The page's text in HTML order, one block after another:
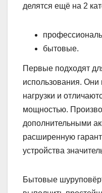
делятся ещё на 2
бытовые.
Первые подходят
использования.
нагрузки и
мощностью.
дополнительными
расширенную
устройства
Бытовые